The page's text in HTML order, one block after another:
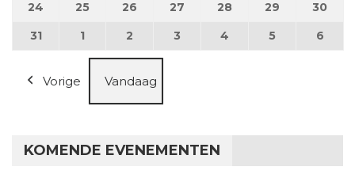
24 24 augustus 2026
25 25 augustus 2026
26 26 augustus 2026
27 27 augustus 2026
28 28 augustus 2026
29 29 30
3131 augustus 2026
1 1 september 2026
2 2 september 2026
3 3 september 2026
4 4 september 2026
5 5 6
Vorige Vandaag
KOMENDE EVENEMENTEN